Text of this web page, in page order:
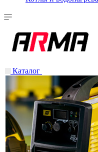
Каталог